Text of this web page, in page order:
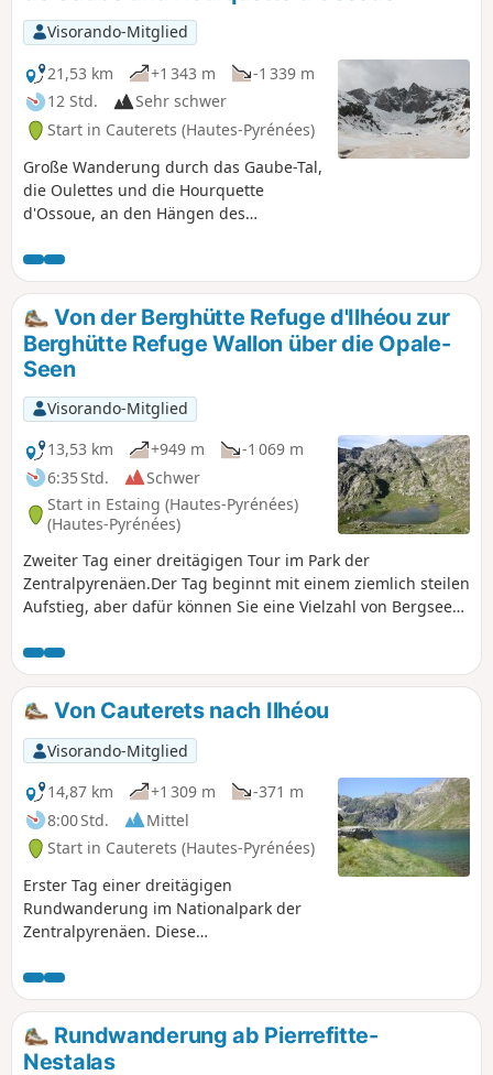
Visorando-Mitglied
21,53 km
+1 343 m
-1 339 m
12 Std.
Sehr schwer
Start in Cauterets (Hautes-Pyrénées)
Große Wanderung durch das Gaube-Tal,
die Oulettes und die Hourquette
d'Ossoue, an den Hängen des
Baysselance-Hütte. Die vorgeschlagene
Tour ist eine Winterwanderung mit
Schneeschuhen; sie folgt fast überall
dem Verlauf desGR®10und weicht nur
beim Aufstieg zur Hourquette davon ab,
wobei sie dem Gletscher des Petit
Vignemale (oder der Séracs) „fast zum
Greifen nah“ kommt. Der Schlussanstieg
ist anspruchsvoll, die Landschaften
atemberaubend, die Orte sind legendär
aus den Glanzzeiten des Pyrenäen-
Alpinismus!
Von der Berghütte Refuge d'Ilhéou zur
Berghütte Refuge Wallon über die Opale-
Seen
Visorando-Mitglied
13,53 km
+949 m
-1 069 m
6:35 Std.
Schwer
Start in Estaing (Hautes-Pyrénées)
(Hautes-Pyrénées)
Zweiter Tag einer dreitägigen Tour im Park der
Zentralpyrenäen.Der Tag beginnt mit einem ziemlich steilen
Aufstieg, aber dafür können Sie eine Vielzahl von Bergseen
knapp ist, kann der Abstecher zu den Opale-Seen
weggelassen werden.
Von Cauterets nach Ilhéou
Visorando-Mitglied
14,87 km
+1 309 m
-371 m
8:00 Std.
Mittel
Start in Cauterets (Hautes-Pyrénées)
Erster Tag einer dreitägigen
Rundwanderung im Nationalpark der
Zentralpyrenäen. Diese
Mitte Juni bis zum Einsetzen der ersten
Kälte unternommen werden. Aufstieg
zum Lac Noir, zum Col d'Ilhéou, zur
Berghütte Refuge d'Ilhéou und zum Lac
d'Ilhéou
Rundwanderung ab Pierrefitte-
Nestalas